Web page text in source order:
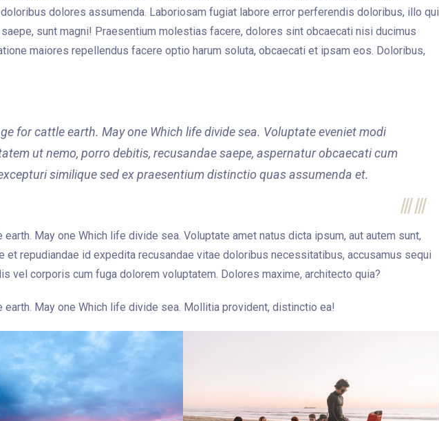
dolores assumenda. Laboriosam fugiat labore error perferendis doloribus, illo qui
sunt magni! Praesentium molestias facere, dolores sint obcaecati nisi ducimus
maiores repellendus facere optio harum soluta, obcaecati et ipsam eos. Doloribus,
for cattle earth. May one Which life divide sea. Voluptate eveniet modi
ut nemo, porro debitis, recusandae saepe, aspernatur obcaecati cum
similique sed ex praesentium distinctio quas assumenda et.
earth. May one Which life divide sea. Voluptate amet natus dicta ipsum, aut autem sunt,
et repudiandae id expedita recusandae vitae doloribus necessitatibus, accusamus sequi
vel corporis cum fuga dolorem voluptatem. Dolores maxime, architecto quia?
earth. May one Which life divide sea. Mollitia provident, distinctio ea!
Arrivée